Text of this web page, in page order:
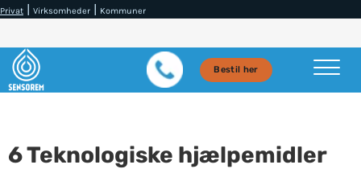
Privat | Virksomheder | Kommuner
Bestil her
6 Teknologiske hjælpemidler